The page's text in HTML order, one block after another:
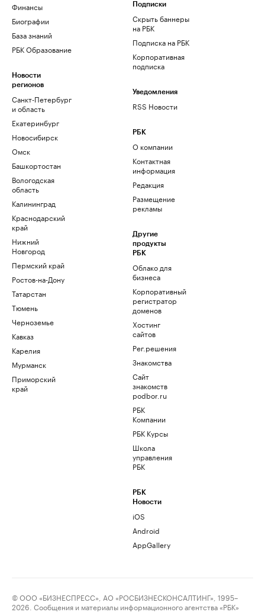
Финансы
Биографии
База знаний
РБК Образование
Новости
регионов
Санкт-Петербург
и область
Екатеринбург
Новосибирск
Омск
Башкортостан
Вологодская
область
Калининград
Краснодарский
край
Нижний
Новгород
Пермский край
Ростов-на-Дону
Татарстан
Тюмень
Черноземье
Кавказ
Карелия
Мурманск
Приморский
край
Подписки
Скрыть баннеры
на РБК
Подписка на РБК
Корпоративная
подписка
Уведомления
RSS Новости
РБК
О компании
Контактная
информация
Редакция
Размещение
рекламы
Другие
продукты
РБК
Облако для
бизнеса
Корпоративный
регистратор
доменов
Хостинг
сайтов
Рег.решения
Знакомства
Сайт
знакомств
podbor.ru
РБК
Компании
РБК Курсы
Школа
управления
РБК
РБК
Новости
iOS
Android
AppGallery
© ООО «БИЗНЕСПРЕСС», АО «РОСБИЗНЕСКОНСАЛТИНГ», 1995–
2026. Сообщения и материалы информационного агентства «РБК»